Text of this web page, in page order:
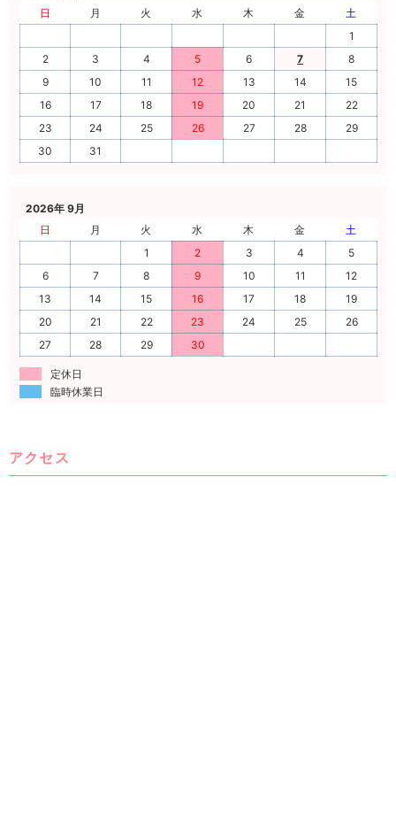
日
月 火 水 木 金
土
1
2
3 4 5 6 7
8
9
10 11 12 13 14
15
16
17 18 19 20 21
22
23
24 25 26 27 28
29
30
31
2026年 9月
日
月 火 水 木 金
土
1
2 3 4
5
6
7 8 9 10 11
12
13
14 15 16 17 18
19
20
21 22 23 24 25
26
27
28 29 30
定休日
臨時休業日
アクセス